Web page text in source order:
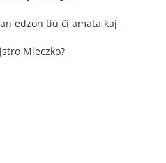
edzon tiu ĉi amata kaj
Mleczko?